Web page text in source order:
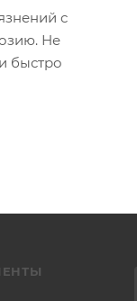
с
Не
быстро